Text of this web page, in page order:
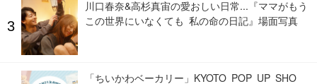
川口春奈&高杉真宙の愛おしい日常...『ママがもう
この世界にいなくても 私の命の日記』場面写真
「ちいかわベーカリー」KYOTO POP UP SHO